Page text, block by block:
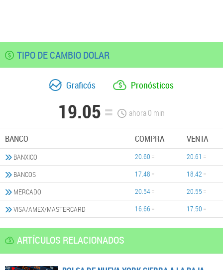
TIPO DE CAMBIO DOLAR
Graficós Pronósticos
19.05 ahora0 min
BANCO COMPRA VENTA
BANXICO 20.60
20.61
BANCOS
17.48
18.42
MERCADO
20.54
20.55
VISA/AMEX/MASTERCARD
16.66 17.50
ARTÍCULOS RELACIONADOS